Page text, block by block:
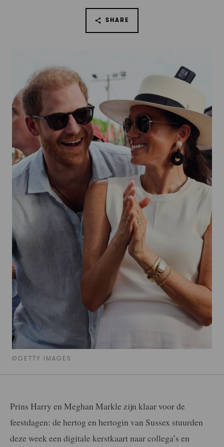
©GETTY IMAGES
SHARE
Prins Harry en Meghan Markle zijn klaar voor de
feestdagen: de hertog en hertogin van Sussex stuurden
deze week een digitale kerstkaart naar collega’s en